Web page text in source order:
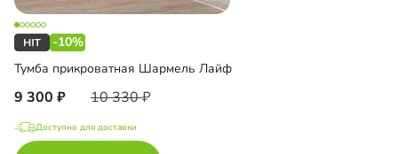
-10%
Тумба прикроватная Шармель Лайф
9 300 10 330
Доступно для доставки